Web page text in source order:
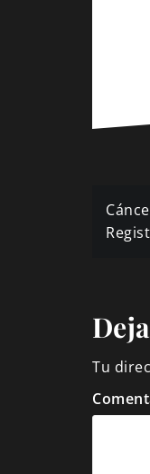
de
Tu